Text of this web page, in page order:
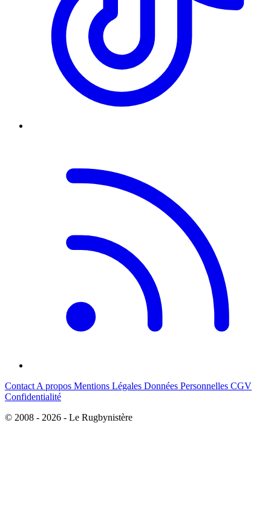
Contact A propos Mentions Légales Données Personnelles CGV
Confidentialité
© 2008 - 2026 - Le Rugbynistère